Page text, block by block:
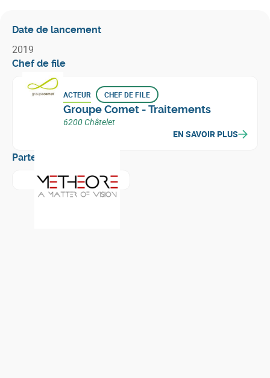
Date de lancement
2019
Chef de file
ACTEUR CHEF DE FILE
Groupe Comet - Traitements
6200 Châtelet
EN SAVOIR PLUS
Partenaires
En savoir plus sur Metheore